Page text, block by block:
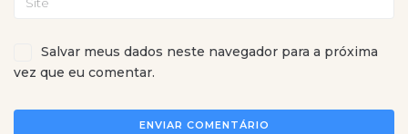
Salvar meus dados neste navegador para a próxima
vez que eu comentar.